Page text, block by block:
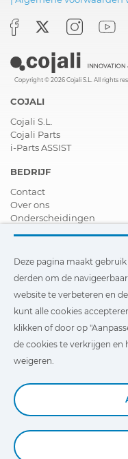
Copyright © 2026 Cojali S.L. All rights
COJALI
Cojali S.L.
Cojali Parts
i-Parts ASSIST
BEDRIJF
Contact
Over ons
Onderscheidingen
Verdeler worden
Nieuws
Video´s
FAQ - V&A
Deze pagina maakt
van derden om de
onze website te
optimaliseren. U kunt
Deze pagina maakt
derden om de
website te verbeteren en
kunt alle cookies
klikken of door op
de cookies te verkrijgen en
weigeren.